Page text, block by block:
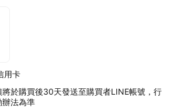
用卡
將於購買後30天發送至購買者LINE帳號，行
辦法為準